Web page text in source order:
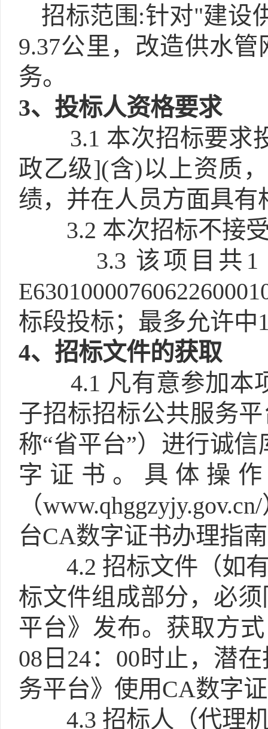
招标范围:针对"建设
9.37公里，改造供水
务。
3、投标人资格要求
3.1 本次招标要求
政乙级](含)以上资质
绩，并在人员方面具有
3.2 本次招标不接
3.3 该项目共
标段投标；最多允许中
4、招标文件的获取
4.1 凡有意参加本
子招标招标公共服务平
称“省平台”）进行诚
字证书。具体操
（
台CA数字证书办理指
4.2 招标文件（如
标文件组成部分，必
平台》发布。获取方式
08日24：00时止，潜
务平台》使用CA数字
4.3 招标人（代理